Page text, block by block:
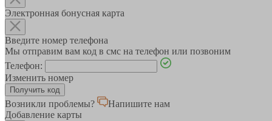
Электронная бонусная карта
Введите номер телефона
Мы отправим вам код в смс на телефон или позвоним
Телефон:
Изменить номер
Возникли проблемы?
Напишите нам
Добавление карты